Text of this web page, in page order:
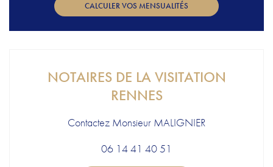
CALCULER VOS MENSUALITÉS
NOTAIRES DE LA VISITATION
RENNES
Contactez Monsieur MALIGNIER
06 14 41 40 51